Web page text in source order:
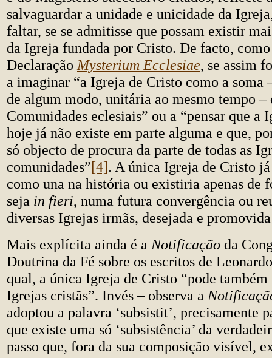
salvaguardar a unidade e unicidade da
faltar, se se admitisse que possam existir
da Igreja fundada por Cristo. De facto,
Declaração Mysterium Ecclesiae, se assim
a imaginar “a Igreja de Cristo como a soma
de algum modo, unitária ao mesmo tempo –
Comunidades eclesiais” ou a “pensar que a
hoje já não existe em parte alguma e que,
só objecto de procura da parte de todas as
comunidades”[4]. A única Igreja de Cristo
como una na história ou existiria apenas de
seja in fieri, numa futura convergência ou
diversas Igrejas irmãs, desejada e
Mais explícita ainda é a Notificação da
Doutrina da Fé sobre os escritos de
qual, a única Igreja de Cristo “pode também
Igrejas cristãs”. Invés – observa a
adoptou a palavra ‘subsistit’, precisamente
que existe uma só ‘subsistência’ da
passo que, fora da sua composição visível,